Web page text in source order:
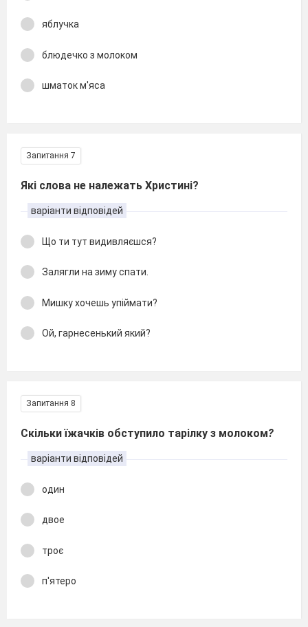
яблучка
блюдечко з молоком
шматок м'яса
Запитання 7
Які слова не належать Христині?
варіанти відповідей
Що ти тут видивляєшся?
Залягли на зиму спати.
Мишку хочешь упіймати?
Ой, гарнесенький який?
Запитання 8
Скільки їжачків обступило тарілку з молоком?
варіанти відповідей
один
двое
троє
п'ятеро